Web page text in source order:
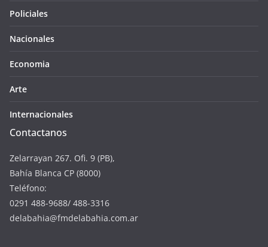
Policiales
Nacionales
Economia
Arte
Internacionales
Contactanos
Zelarrayan 267. Ofi. 9 (PB),
Bahía Blanca CP (8000)
Teléfono:
0291 488-9688/ 488-3316
delabahia@fmdelabahia.com.ar